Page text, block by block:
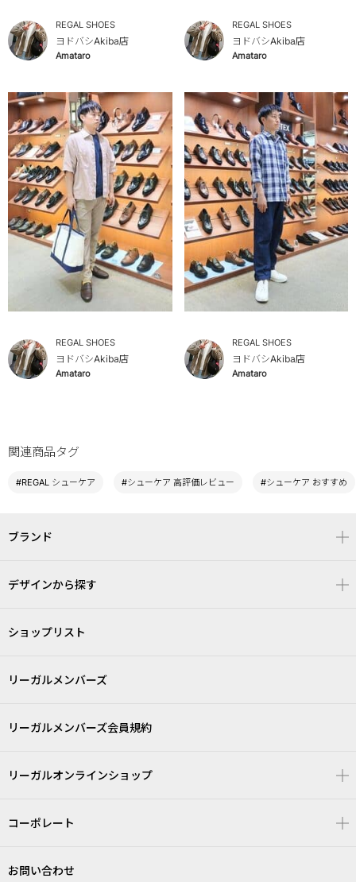
REGAL SHOES
ヨドバシAkiba店
Amataro
REGAL SHOES
ヨドバシAkiba店
Amataro
REGAL SHOES
ヨドバシAkiba店
Amataro
REGAL SHOES
ヨドバシAkiba店
Amataro
関連商品タグ
#REGAL シューケア #シューケア 高評価レビュー #シューケア おすすめ
ブランド
デザインから探す
ショップリスト
リーガルメンバーズ
リーガルメンバーズ会員規約
リーガルオンラインショップ
コーポレート
お問い合わせ